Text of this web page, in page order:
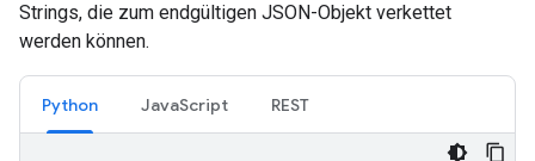
Strings, die zum endgültigen JSON-Objekt verkettet
werden können.
Python JavaScript REST